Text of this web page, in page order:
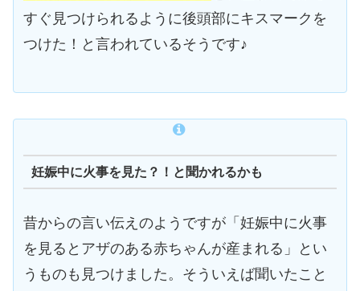
すぐ見つけられるように後頭部にキスマークを
つけた！と言われているそうです♪
妊娠中に火事を見た？！と聞かれるかも
昔からの言い伝えのようですが「妊娠中に火事
を見るとアザのある赤ちゃんが産まれる」とい
うものも見つけました。そういえば聞いたこと